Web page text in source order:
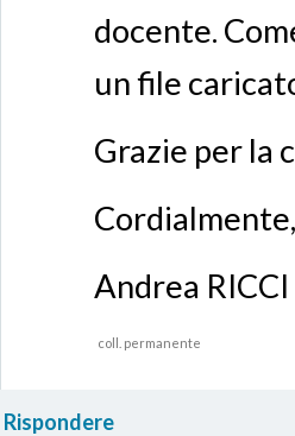
docente.
un file
Grazie per la
Cordialmente,
Andrea RICCI
coll. permanente
Rispondere